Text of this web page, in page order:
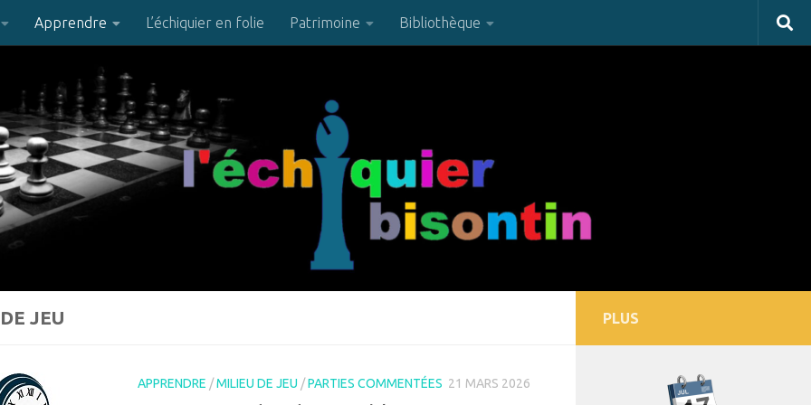
Apprendre L’échiquier en folie Patrimoine Bibliothèque
JEU
APPRENDRE /MILIEU DE JEU /PARTIES COMMENTÉES 21 MARS 2026
PLUS